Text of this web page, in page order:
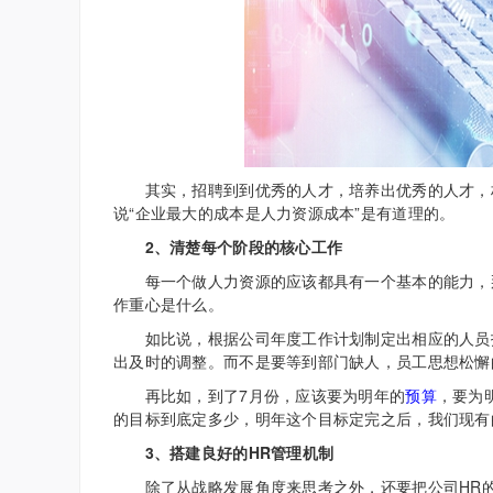
其实，招聘到到优秀的人才，培养出优秀的人才，
说“企业最大的成本是人力资源成本”是有道理的。
2、清楚每个阶段的核心工作
每一个做人力资源的应该都具有一个基本的能力，
作重心是什么。
如比说，根据公司年度工作计划制定出相应的人员
出及时的调整。而不是要等到部门缺人，员工思想松
再比如，到了7月份，应该要为明年的预算，要为
的目标到底定多少，明年这个目标定完之后，我们现
3、搭建良好的HR管理机制
除了从战略发展角度来思考之外，还要把公司HR